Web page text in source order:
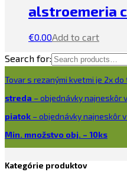
alstroemeria
€0.00Add to cart
Search for:
Tovar s rezanými kvetmi je 2x do
streda – objednávky najneskôr
piatok – objednávky najneskôr
Min. množstvo obj. – 10ks
Kategórie produktov